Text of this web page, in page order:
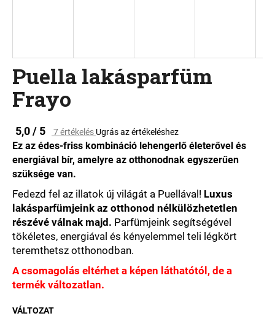
Puella lakásparfüm
Frayo
A
termék
átlagos
értékelése
5-
5,0
csillag.
5,0 / 5 7 értékelés Ugrás az értékeléshez
Ez az édes-friss kombináció lehengerlő életerővel és
energiával bír, amelyre az otthonodnak egyszerűen
szüksége van.
Fedezd fel az illatok új világát a Puellával! Luxus
lakásparfümjeink az otthonod nélkülözhetetlen
részévé válnak majd. Parfümjeink segítségével
tökéletes, energiával és kényelemmel teli légkört
teremthetsz otthonodban.
A csomagolás eltérhet a képen láthatótól, de a
termék változatlan.
VÁLTOZAT
á
n
l
j
k